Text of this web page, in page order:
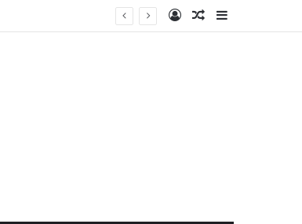
ConnexionArticle Aléatoire